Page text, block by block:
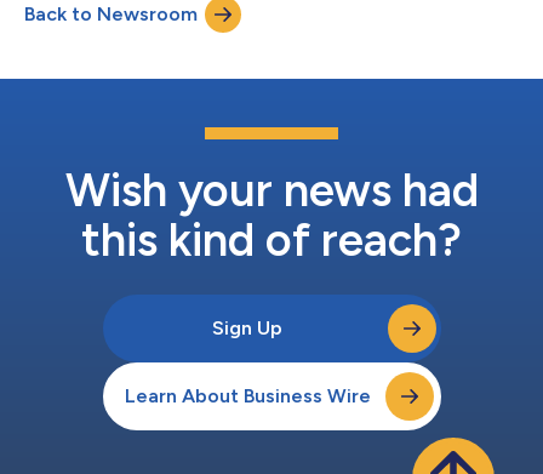
Back to Newsroom
Wish your news had
this kind of reach?
Sign Up
Learn About Business Wire